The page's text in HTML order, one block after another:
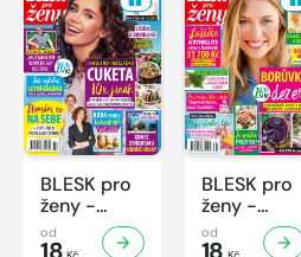
BLESK pro
ženy -
32/2026
od
18
BLESK pro
ženy -
31/2026
od
18